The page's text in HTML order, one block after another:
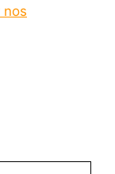
nos